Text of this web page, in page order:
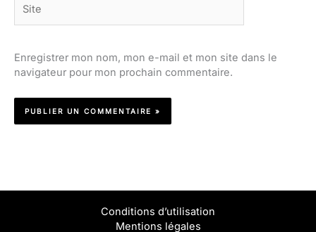
Enregistrer mon nom, mon e-mail et mon site dans le
navigateur pour mon prochain commentaire.
Conditions d’utilisation
Mentions légales